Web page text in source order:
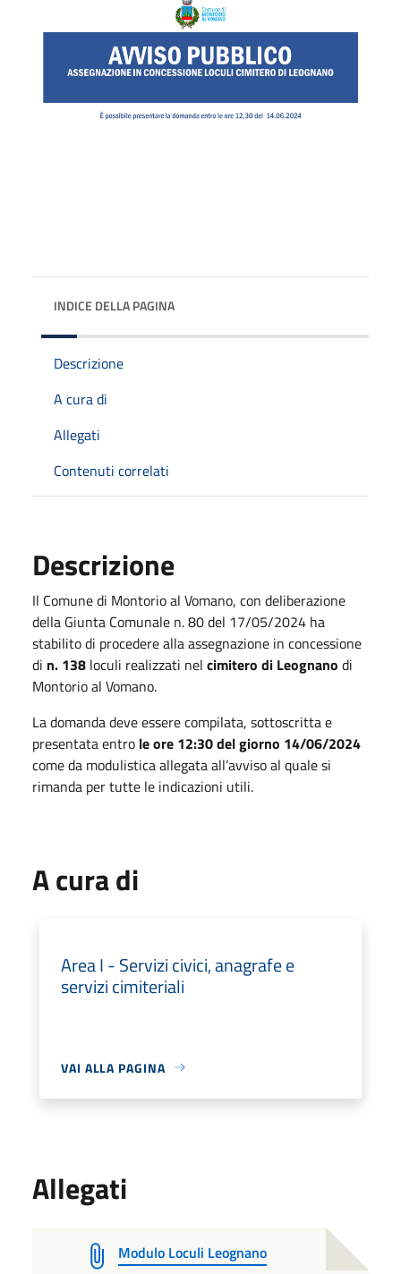
INDICE DELLA PAGINA
Descrizione
A cura di
Allegati
Contenuti correlati
Descrizione
Il Comune di Montorio al Vomano, con deliberazione
della Giunta Comunale n. 80 del 17/05/2024 ha
stabilito di procedere alla assegnazione in concessione
di n. 138 loculi realizzati nel cimitero di Leognano di
Montorio al Vomano.
La domanda deve essere compilata, sottoscritta e
presentata entro le ore 12:30 del giorno 14/06/2024
come da modulistica allegata all’avviso al quale si
rimanda per tutte le indicazioni utili.
A cura di
Area I - Servizi civici, anagrafe e
servizi cimiteriali
VAI ALLA PAGINA
Allegati
Modulo Loculi Leognano